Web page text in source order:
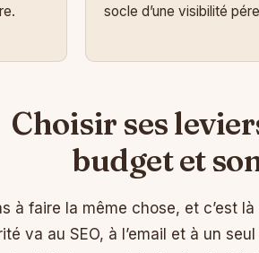
socle d’une visibilité
Choisir ses
budget et
à faire la même chose, et c’est
va au SEO, à l’email et à un